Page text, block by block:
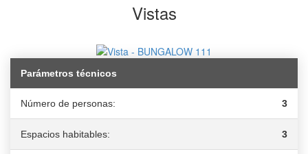
Vistas
Parámetros técnicos
Número de personas: 3
Espacios habitables: 3